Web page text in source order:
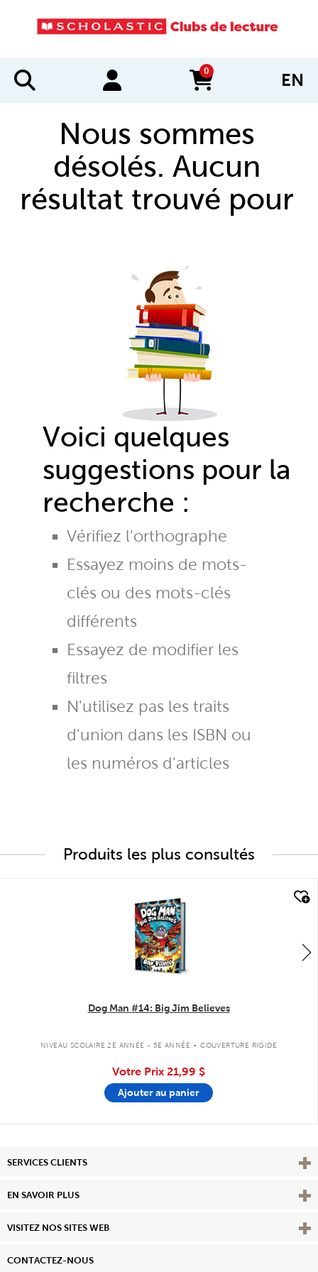
0
items in cart EN
Nous sommes
désolés. Aucun
résultat trouvé pour
Voici quelques
suggestions pour la
recherche :
Vérifiez l'orthographe
Essayez moins de mots-
clés ou des mots-clés
différents
Essayez de modifier les
filtres
N'utilisez pas les traits
d'union dans les ISBN ou
les numéros d'articles
Produits les plus consultés
Dog Man #14: Big Jim Believes
NIVEAU SCOLAIRE 2E ANNÉE - 5E ANNÉE . COUVERTURE RIGIDE
Votre Prix 21,99 $
Ajouter au panier
SERVICES CLIENTS
EN SAVOIR PLUS View
VISITEZ NOS SITES WEB
CONTACTEZ-NOUS